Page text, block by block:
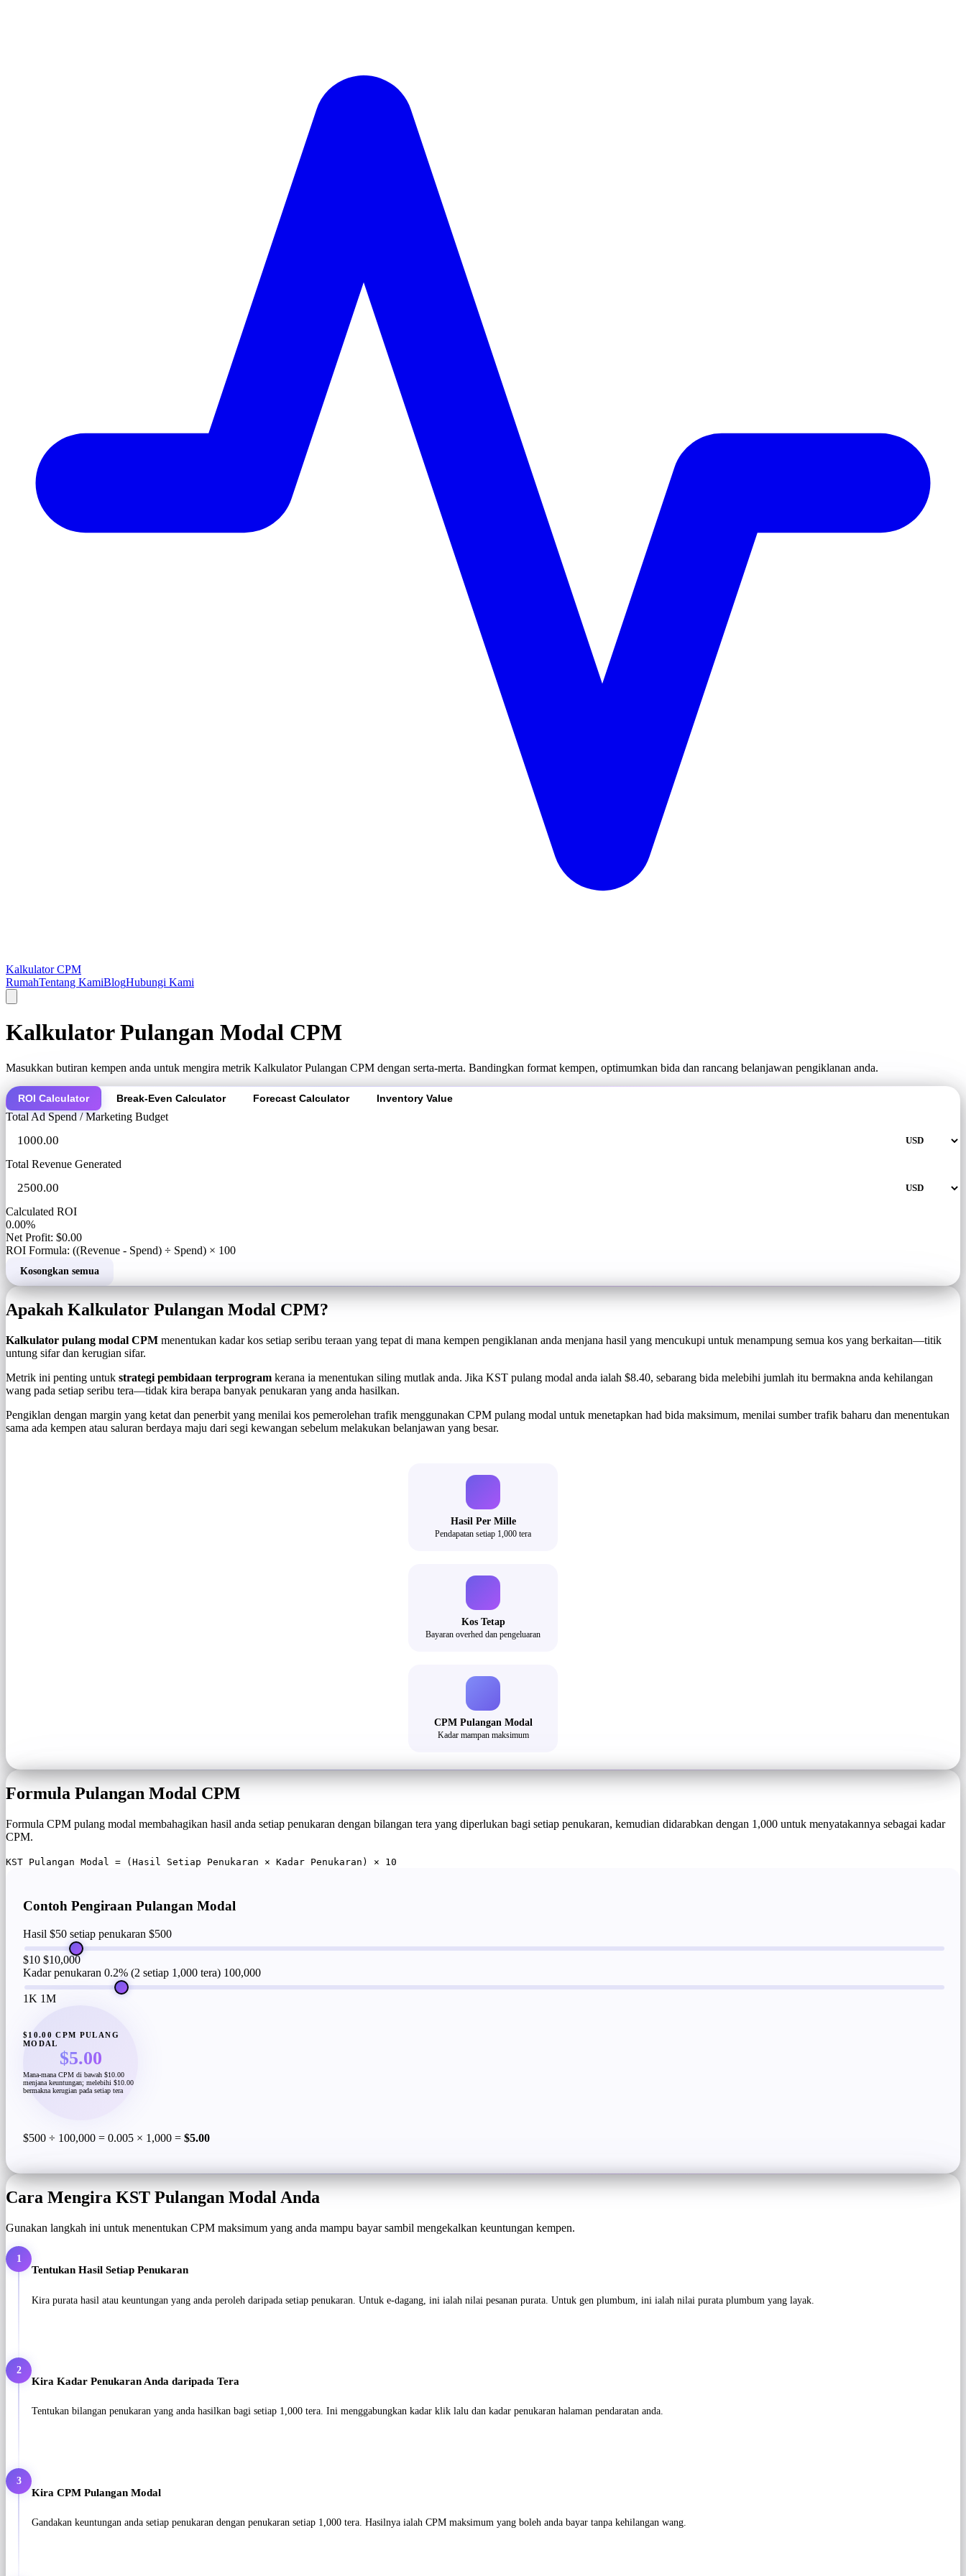
Kalkulator CPM
RumahTentang KamiBlogHubungi Kami
Kalkulator Pulangan Modal CPM
Masukkan butiran kempen anda untuk mengira metrik Kalkulator Pulangan CPM dengan serta-merta. Bandingkan format kempen, optimumkan bida dan rancang belanjawan pengiklanan anda.
ROI Calculator Break-Even Calculator Forecast Calculator Inventory Value
Total Ad Spend / Marketing Budget
Total Revenue Generated
Calculated ROI
0.00%
Net Profit: $0.00
ROI Formula: ((Revenue - Spend) ÷ Spend) × 100
Kosongkan semua
Apakah Kalkulator Pulangan Modal CPM?
Kalkulator pulang modal CPM menentukan kadar kos setiap seribu teraan yang tepat di mana kempen pengiklanan anda menjana hasil yang mencukupi untuk menampung semua kos yang berkaitan—titik
untung sifar dan kerugian sifar.
Metrik ini penting untuk strategi pembidaan terprogram kerana ia menentukan siling mutlak anda. Jika KST pulang modal anda ialah $8.40, sebarang bida melebihi jumlah itu bermakna anda kehilangan
wang pada setiap seribu tera—tidak kira berapa banyak penukaran yang anda hasilkan.
Pengiklan dengan margin yang ketat dan penerbit yang menilai kos pemerolehan trafik menggunakan CPM pulang modal untuk menetapkan had bida maksimum, menilai sumber trafik baharu dan menentukan
sama ada kempen atau saluran berdaya maju dari segi kewangan sebelum melakukan belanjawan yang besar.
Hasil Per Mille
Pendapatan setiap 1,000 tera
Kos Tetap
Bayaran overhed dan pengeluaran
CPM Pulangan Modal
Kadar mampan maksimum
Formula Pulangan Modal CPM
Formula CPM pulang modal membahagikan hasil anda setiap penukaran dengan bilangan tera yang diperlukan bagi setiap penukaran, kemudian didarabkan dengan 1,000 untuk menyatakannya sebagai kadar
CPM.
KST Pulangan Modal = (Hasil Setiap Penukaran × Kadar Penukaran) × 10
Contoh Pengiraan Pulangan Modal
Hasil $50 setiap penukaran $500
$10 $10,000
Kadar penukaran 0.2% (2 setiap 1,000 tera) 100,000
1K 1M
$10.00 CPM PULANG
MODAL
$5.00
Mana-mana CPM di bawah $10.00
menjana keuntungan; melebihi $10.00
bermakna kerugian pada setiap tera
$500 ÷ 100,000 = 0.005 × 1,000 = $5.00
Cara Mengira KST Pulangan Modal Anda
Gunakan langkah ini untuk menentukan CPM maksimum yang anda mampu bayar sambil mengekalkan keuntungan kempen.
1
Tentukan Hasil Setiap Penukaran
Kira purata hasil atau keuntungan yang anda peroleh daripada setiap penukaran. Untuk e-dagang, ini ialah nilai pesanan purata. Untuk gen plumbum, ini ialah nilai purata plumbum yang layak.
2
Kira Kadar Penukaran Anda daripada Tera
Tentukan bilangan penukaran yang anda hasilkan bagi setiap 1,000 tera. Ini menggabungkan kadar klik lalu dan kadar penukaran halaman pendaratan anda.
3
Kira CPM Pulangan Modal
Gandakan keuntungan anda setiap penukaran dengan penukaran setiap 1,000 tera. Hasilnya ialah CPM maksimum yang boleh anda bayar tanpa kehilangan wang.